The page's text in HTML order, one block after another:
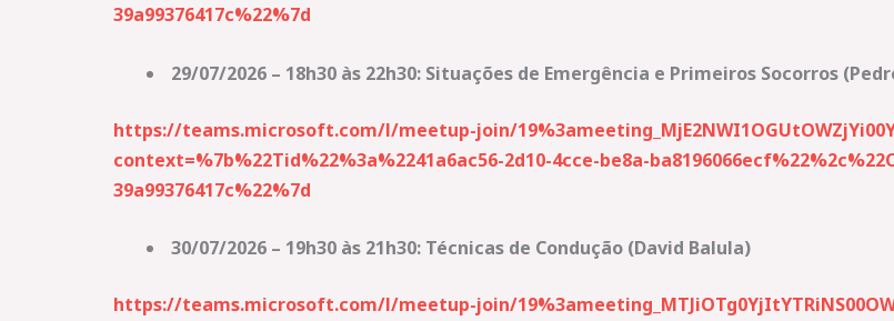
39a99376417c%22%7d
29/07/2026 – 18h30 às 22h30: Situações de Emergência e Primeiros Socorros
https://teams.microsoft.com/l/meetup-join/
context=%7b%22Tid%22%3a%2241a6ac56-2d10-4cce-be8a-
39a99376417c%22%7d
30/07/2026 – 19h30 às 21h30: Técnicas de Condução (David Balula)
https://teams.microsoft.com/l/meetup-join/